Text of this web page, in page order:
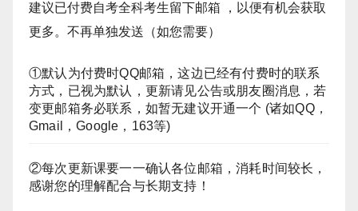
建议已付费自考全科考生留下邮箱 ，以便有机会获取
更多。不再单独发送（如您需要）
①默认为付费时QQ邮箱，这边已经有付费时的联系
方式，已视为默认，更新请见公告或朋友圈消息，若
变更邮箱务必联系，如暂无建议开通一个 (诸如QQ，
Gmail，Google，163等)
②每次更新课要一一确认各位邮箱，消耗时间较长，
感谢您的理解配合与长期支持！